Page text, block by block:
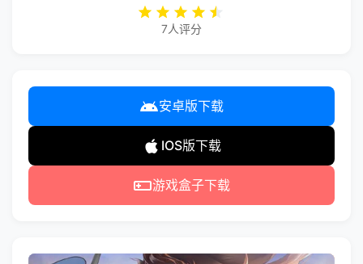
7人评分
安卓版下载
IOS版下载
游戏盒子下载